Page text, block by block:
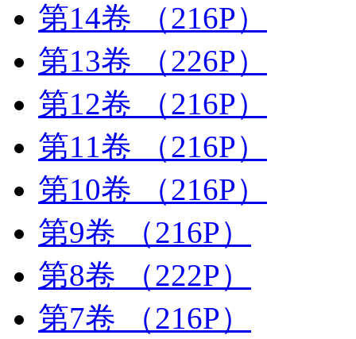
第14卷
（216P）
第13卷
（226P）
第12卷
（216P）
第11卷
（216P）
第10卷
（216P）
第9卷
（216P）
第8卷
（222P）
第7卷
（216P）